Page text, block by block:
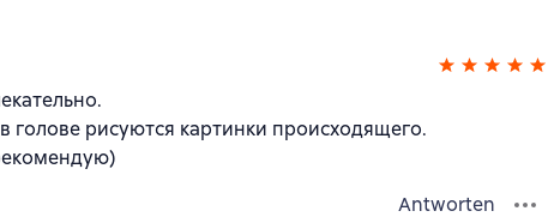
голове рисуются картинки происходящего.
Antworten